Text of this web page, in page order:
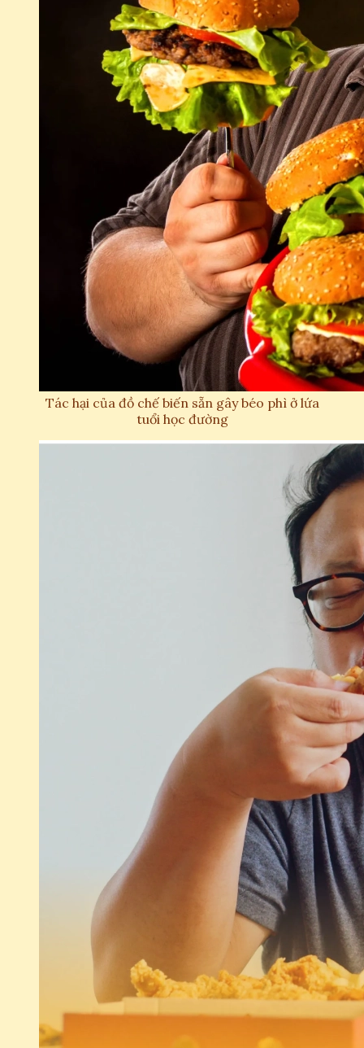
Tác hại của đồ chế biến sẵn gây béo phì ở lứa
tuổi học đường